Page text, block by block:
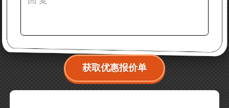
获取优惠报价单